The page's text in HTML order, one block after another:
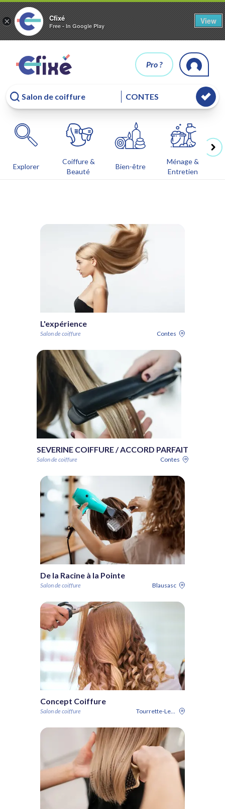
× Cfixé
Free - In Google Play
View
Pro ?
Explorer
Coiffure &
Beauté
Bien-être
Ménage &
Entretien
L'expérience
Salon de coiffure Contes
SEVERINE COIFFURE / ACCORD PARFAIT
Salon de coiffure Contes
De la Racine à la Pointe
Salon de coiffure Blausasc
Concept Coiffure
Salon de coiffure Tourrette-Levens